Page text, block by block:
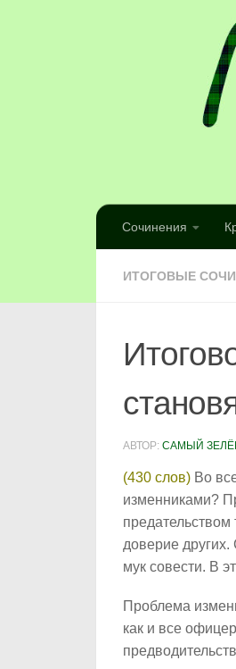
Сочинения
ИТОГОВЫЕ
АВТОР: САМЫЙ
(430 слов) Во
изменниками?
предательством
доверие
мук совести. В
Проблема
как и все